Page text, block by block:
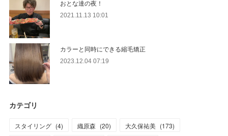
おとな達の夜！
2021.11.13 10:01
カラーと同時にできる縮毛矯正
2023.12.04 07:19
カテゴリ
スタイリング (4) 織原森 (20) 大久保祐美 (173)